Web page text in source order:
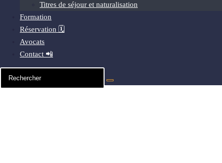
Titres de séjour et naturalisation
Formation
Réservation 🗓️
Avocats
Contact 📲